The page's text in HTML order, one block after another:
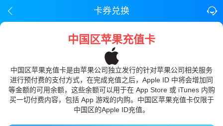
卡券兑换
中国区苹果充值卡
中国区苹果充值卡是由苹果公司独立发行的针对苹果公司相关服务
进行预付费的支付方式，在完成充值之后，Apple ID 中将会增加同
等金额的可用余额，这些余额可以用于在 App Store 或 iTunes 内购
买一切付费内容，包括 App 游戏的内购。中国区苹果充值卡仅限于
中国区的Apple ID充值。